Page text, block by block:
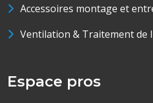
Accessoires montage et
Ventilation & Traitement de
Espace pros